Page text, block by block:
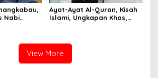
Nabi
Ayat-Ayat Al-Quran, Kisah
Islami, Ungkapan Khas,
View More